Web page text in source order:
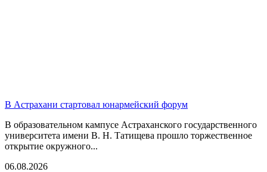
В Астрахани стартовал юнармейский форум
В образовательном кампусе Астраханского государственного
университета имени В. Н. Татищева прошло торжественное
открытие окружного...
06.08.2026